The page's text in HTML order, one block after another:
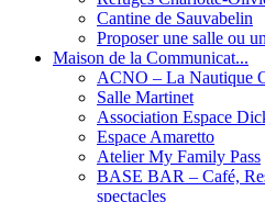
Cantine de Sauvabelin
Proposer une salle ou
Maison de la Communicat...
ACNO – La Nautique
Salle Martinet
Association Espace
Espace Amaretto
Atelier My Family Pass
BASE BAR – Café,
spectacles